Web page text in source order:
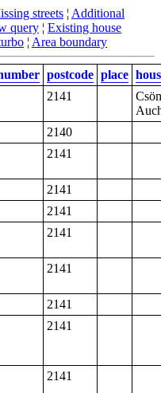
streets ¦ Additional
query ¦ Existing house
¦ Area boundary
postcode place
2141
2140
2141
2141
2141
2141
2141
2141
2141
2141